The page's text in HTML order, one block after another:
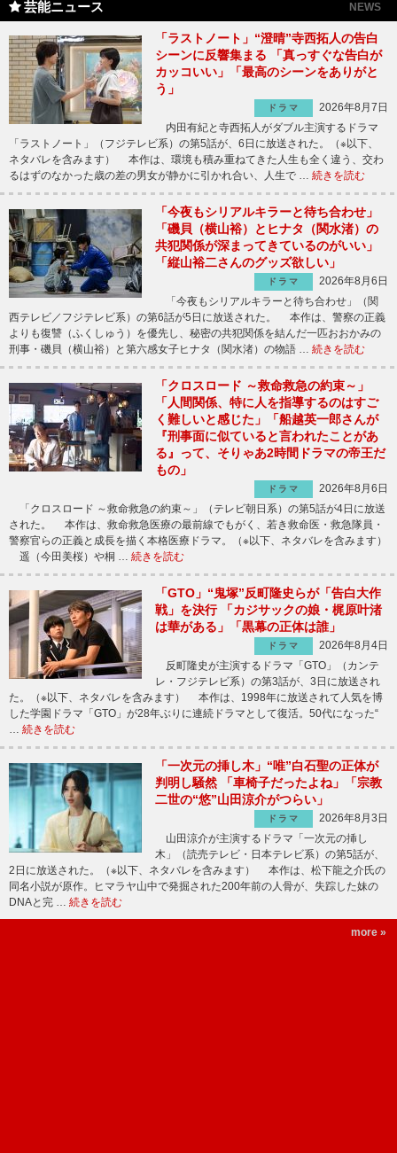
芸能ニュース NEWS
「ラストノート」“澄晴”寺西拓人の告白
シーンに反響集まる 「真っすぐな告白が
カッコいい」「最高のシーンをありがと
う」
ドラマ
2026年8月7日
内田有紀と寺西拓人がダブル主演するドラマ
「ラストノート」（フジテレビ系）の第5話が、6日に放送された。（※以下、
ネタバレを含みます） 本作は、環境も積み重ねてきた人生も全く違う、交わ
るはずのなかった歳の差の男女が静かに引かれ合い、人生で … 続きを読む
「今夜もシリアルキラーと待ち合わせ」
「磯貝（横山裕）とヒナタ（関水渚）の
共犯関係が深まってきているのがいい」
「縦山裕二さんのグッズ欲しい」
ドラマ
2026年8月6日
「今夜もシリアルキラーと待ち合わせ」（関
西テレビ／フジテレビ系）の第6話が5日に放送された。 本作は、警察の正義
よりも復讐（ふくしゅう）を優先し、秘密の共犯関係を結んだ一匹おおかみの
刑事・磯貝（横山裕）と第六感女子ヒナタ（関水渚）の物語 … 続きを読む
「クロスロード ～救命救急の約束～」
「人間関係、特に人を指導するのはすご
く難しいと感じた」「船越英一郎さんが
『刑事面に似ていると言われたことがあ
る』って、そりゃあ2時間ドラマの帝王だ
もの」
ドラマ
2026年8月6日
「クロスロード ～救命救急の約束～」（テレビ朝日系）の第5話が4日に放送
された。 本作は、救命救急医療の最前線でもがく、若き救命医・救急隊員・
警察官らの正義と成長を描く本格医療ドラマ。（※以下、ネタバレを含みます）
遥（今田美桜）や桐 … 続きを読む
「GTO」“鬼塚”反町隆史らが「告白大作
戦」を決行 「カジサックの娘・梶原叶渚
は華がある」「黒幕の正体は誰」
ドラマ
2026年8月4日
反町隆史が主演するドラマ「GTO」（カンテ
レ・フジテレビ系）の第3話が、3日に放送され
た。（※以下、ネタバレを含みます） 本作は、1998年に放送されて人気を博
した学園ドラマ「GTO」が28年ぶりに連続ドラマとして復活。50代になった“
… 続きを読む
「一次元の挿し木」“唯”白石聖の正体が
判明し騒然 「車椅子だったよね」「宗教
二世の“悠”山田涼介がつらい」
ドラマ
2026年8月3日
山田涼介が主演するドラマ「一次元の挿し
木」（読売テレビ・日本テレビ系）の第5話が、
2日に放送された。（※以下、ネタバレを含みます） 本作は、松下龍之介氏の
同名小説が原作。ヒマラヤ山中で発掘された200年前の人骨が、失踪した妹の
DNAと完 … 続きを読む
more »